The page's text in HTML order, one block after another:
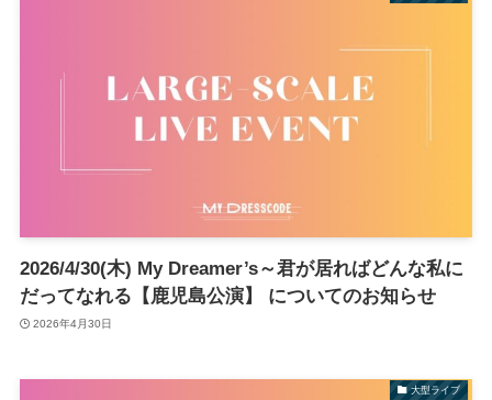
2026/4/30(木) My Dreamer’s～君が居ればどんな私に
だってなれる【鹿児島公演】 についてのお知らせ
2026年4月30日
大型ライブ